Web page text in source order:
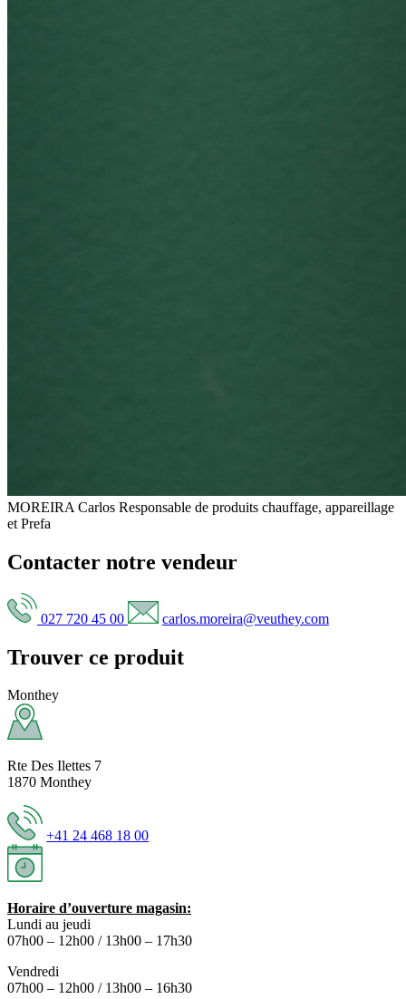
MOREIRA Carlos Responsable de produits chauffage, appareillage
et Prefa
Contacter notre vendeur
027 720 45 00 carlos.moreira@veuthey.com
Trouver ce produit
Monthey
Rte Des Ilettes 7
1870 Monthey
+41 24 468 18 00
Horaire d’ouverture magasin:
Lundi au jeudi
07h00 – 12h00 / 13h00 – 17h30
Vendredi
07h00 – 12h00 / 13h00 – 16h30